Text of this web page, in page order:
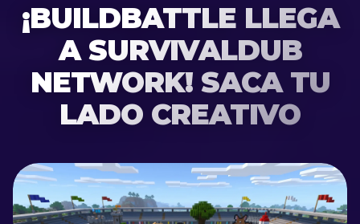
¡BUILDBATTLE LLEGA
A SURVIVALDUB
NETWORK! SACA TU
LADO CREATIVO